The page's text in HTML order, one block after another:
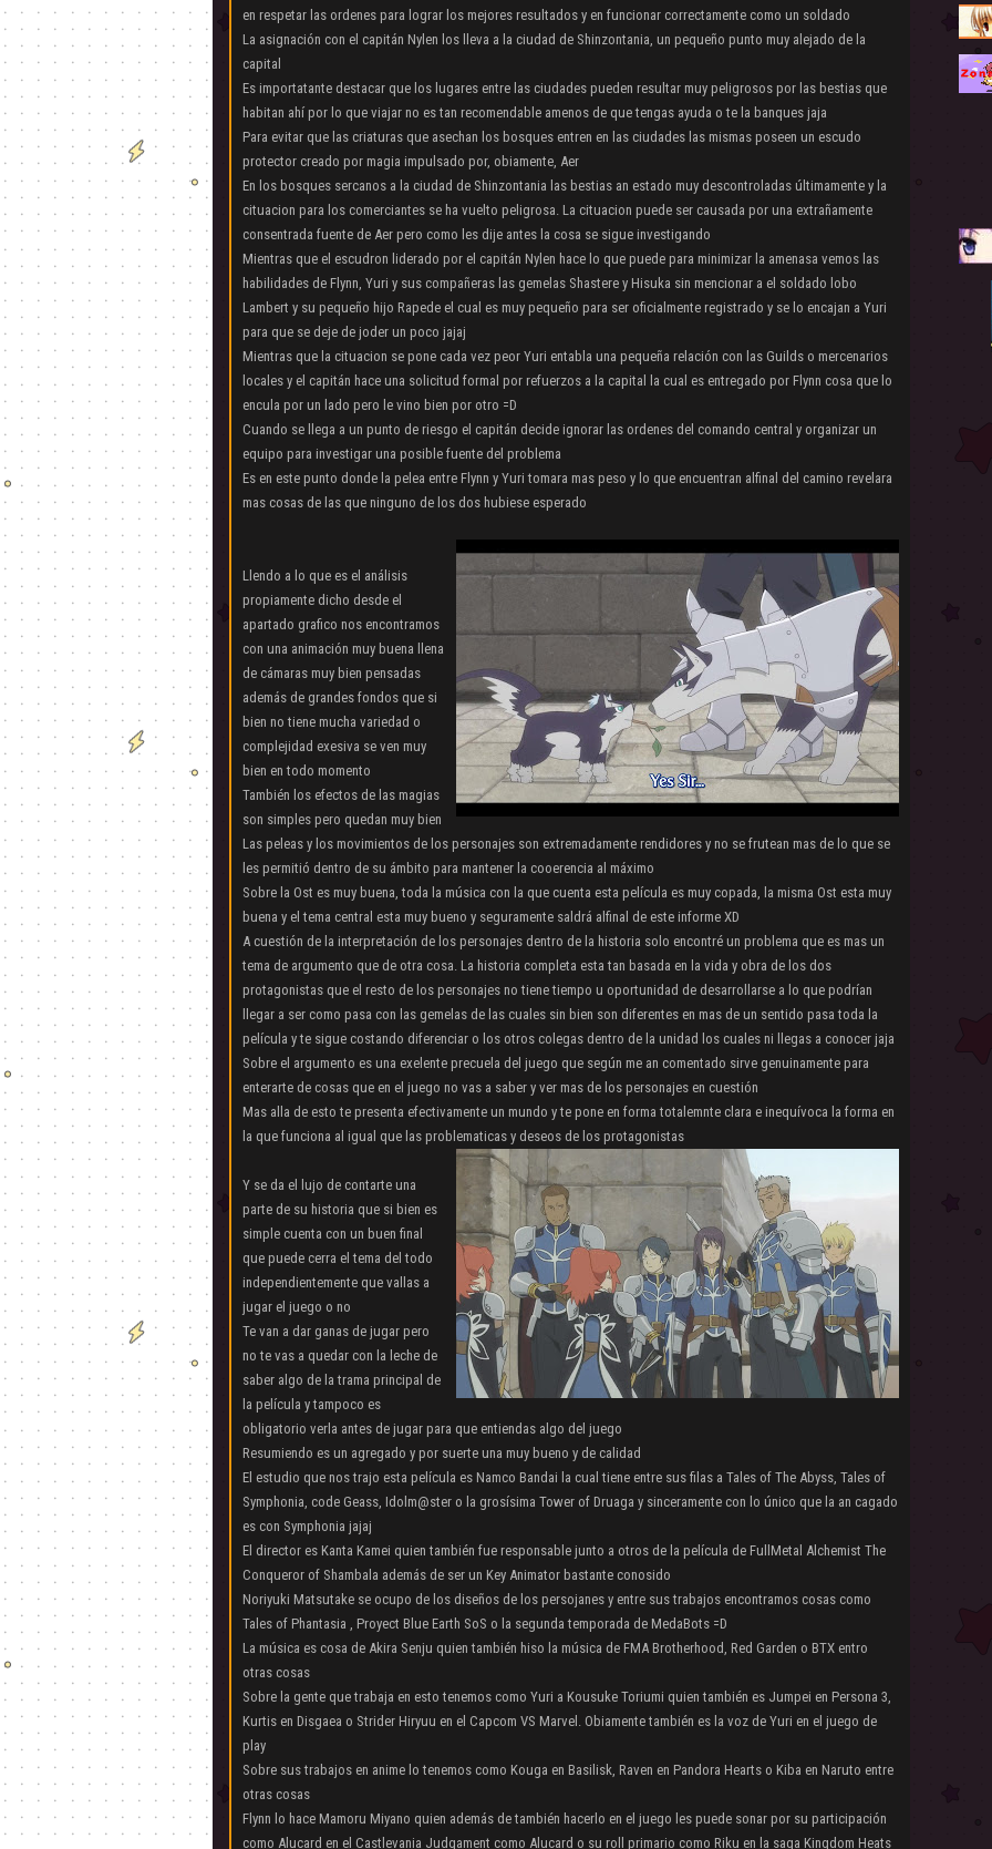
en respetar las ordenes para lograr los mejores resultados y en funcionar correctamente como un soldado
La asignación con el capitán Nylen los lleva a la ciudad de Shinzontania, un pequeño punto muy alejado de la
capital
Es importatante destacar que los lugares entre las ciudades pueden resultar muy peligrosos por las bestias que
habitan ahí por lo que viajar no es tan recomendable amenos de que tengas ayuda o te la banques jaja
Para evitar que las criaturas que asechan los bosques entren en las ciudades las mismas poseen un escudo
protector creado por magia impulsado por, obiamente, Aer
En los bosques sercanos a la ciudad de Shinzontania las bestias an estado muy descontroladas últimamente y la
cituacion para los comerciantes se ha vuelto peligrosa. La cituacion puede ser causada por una extrañamente
consentrada fuente de Aer pero como les dije antes la cosa se sigue investigando
Mientras que el escudron liderado por el capitán Nylen hace lo que puede para minimizar la amenasa vemos las
habilidades de Flynn, Yuri y sus compañeras las gemelas Shastere y Hisuka sin mencionar a el soldado lobo
Lambert y su pequeño hijo Rapede el cual es muy pequeño para ser oficialmente registrado y se lo encajan a Yuri
para que se deje de joder un poco jajaj
Mientras que la cituacion se pone cada vez peor Yuri entabla una pequeña relación con las Guilds o mercenarios
locales y el capitán hace una solicitud formal por refuerzos a la capital la cual es entregado por Flynn cosa que lo
encula por un lado pero le vino bien por otro =D
Cuando se llega a un punto de riesgo el capitán decide ignorar las ordenes del comando central y organizar un
equipo para investigar una posible fuente del problema
Es en este punto donde la pelea entre Flynn y Yuri tomara mas peso y lo que encuentran alfinal del camino revelara
mas cosas de las que ninguno de los dos hubiese esperado
Llendo a lo que es el análisis
propiamente dicho desde el
apartado grafico nos encontramos
con una animación muy buena llena
de cámaras muy bien pensadas
además de grandes fondos que si
bien no tiene mucha variedad o
complejidad exesiva se ven muy
bien en todo momento
También los efectos de las magias
son simples pero quedan muy bien
Las peleas y los movimientos de los personajes son extremadamente rendidores y no se frutean mas de lo que se
les permitió dentro de su ámbito para mantener la cooerencia al máximo
Sobre la Ost es muy buena, toda la música con la que cuenta esta película es muy copada, la misma Ost esta muy
buena y el tema central esta muy bueno y seguramente saldrá alfinal de este informe XD
A cuestión de la interpretación de los personajes dentro de la historia solo encontré un problema que es mas un
tema de argumento que de otra cosa. La historia completa esta tan basada en la vida y obra de los dos
protagonistas que el resto de los personajes no tiene tiempo u oportunidad de desarrollarse a lo que podrían
llegar a ser como pasa con las gemelas de las cuales sin bien son diferentes en mas de un sentido pasa toda la
película y te sigue costando diferenciar o los otros colegas dentro de la unidad los cuales ni llegas a conocer jaja
Sobre el argumento es una exelente precuela del juego que según me an comentado sirve genuinamente para
enterarte de cosas que en el juego no vas a saber y ver mas de los personajes en cuestión
Mas alla de esto te presenta efectivamente un mundo y te pone en forma totalemnte clara e inequívoca la forma en
la que funciona al igual que las problematicas y deseos de los protagonistas
Y se da el lujo de contarte una
parte de su historia que si bien es
simple cuenta con un buen final
que puede cerra el tema del todo
independientemente que vallas a
jugar el juego o no
Te van a dar ganas de jugar pero
no te vas a quedar con la leche de
saber algo de la trama principal de
la película y tampoco es
obligatorio verla antes de jugar para que entiendas algo del juego
Resumiendo es un agregado y por suerte una muy bueno y de calidad
El estudio que nos trajo esta película es Namco Bandai la cual tiene entre sus filas a Tales of The Abyss, Tales of
Symphonia, code Geass, Idolm@ster o la grosísima Tower of Druaga y sinceramente con lo único que la an cagado
es con Symphonia jajaj
El director es Kanta Kamei quien también fue responsable junto a otros de la película de FullMetal Alchemist The
Conqueror of Shambala además de ser un Key Animator bastante conosido
Noriyuki Matsutake se ocupo de los diseños de los persojanes y entre sus trabajos encontramos cosas como
Tales of Phantasia , Proyect Blue Earth SoS o la segunda temporada de MedaBots =D
La música es cosa de Akira Senju quien también hiso la música de FMA Brotherhood, Red Garden o BTX entro
otras cosas
Sobre la gente que trabaja en esto tenemos como Yuri a Kousuke Toriumi quien también es Jumpei en Persona 3,
Kurtis en Disgaea o Strider Hiryuu en el Capcom VS Marvel. Obiamente también es la voz de Yuri en el juego de
play
Sobre sus trabajos en anime lo tenemos como Kouga en Basilisk, Raven en Pandora Hearts o Kiba en Naruto entre
otras cosas
Flynn lo hace Mamoru Miyano quien además de también hacerlo en el juego les puede sonar por su participación
como Alucard en el Castlevania Judgament como Alucard o su roll primario como Riku en la saga Kingdom Heats